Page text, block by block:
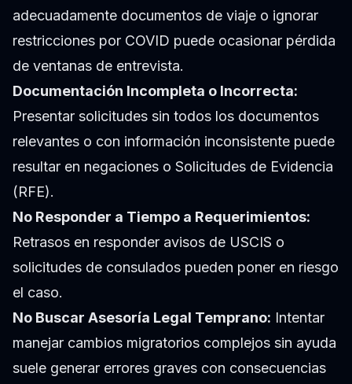
adecuadamente documentos de viaje o ignorar
restricciones por COVID puede ocasionar pérdida
de ventanas de entrevista.
Documentación Incompleta o Incorrecta:
Presentar solicitudes sin todos los documentos
relevantes o con información inconsistente puede
resultar en negaciones o Solicitudes de Evidencia
(RFE).
No Responder a Tiempo a Requerimientos:
Retrasos en responder avisos de USCIS o
solicitudes de consulados pueden poner en riesgo
el caso.
No Buscar Asesoría Legal Temprano: Intentar
manejar cambios migratorios complejos sin ayuda
suele generar errores graves con consecuencias